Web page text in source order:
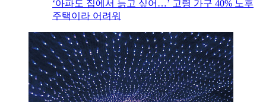
‘아파도 집에서 늙고 싶어…’ 고령 가구 40% 노후
주택이라 어려워